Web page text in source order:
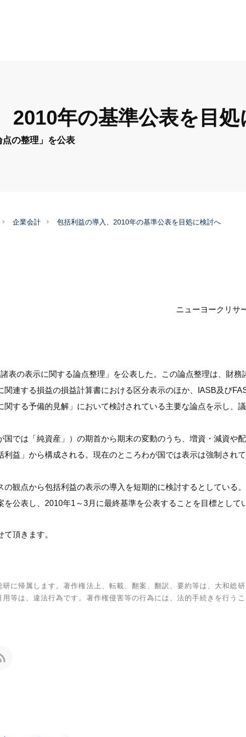
2010年の基準公表を目
の整理」を公表
企業会計 包括利益の導入、2010年の基準公表を目処に検討へ
ニューヨークリサ
表の表示に関する論点整理」を公表した。この論点整理は、財務
連する損益の損益計算書における区分表示のほか、IASB及び
する予備的見解」において検討されている主要な論点を示し、
では「純資産」）の期首から期末の変動のうち、増資・減資や
益」から構成される。現在のところわが国では表示は強制されて
観点から包括利益の表示の導入を短期的に検討するとしている
公表し、2010年1～3月に最終基準を公表することを目標として
頂きます。
に帰属します。著作権法上、転載、翻案、翻訳、要約等は、大和総
等は、違法行為です。著作権侵害等の行為には、法的手続きを行う